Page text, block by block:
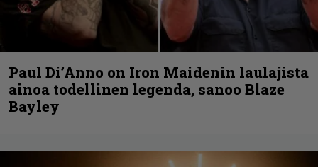
Paul Di’Anno on Iron Maidenin laulajista
ainoa todellinen legenda, sanoo Blaze
Bayley